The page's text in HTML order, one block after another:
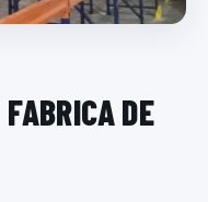
FABRICA DE